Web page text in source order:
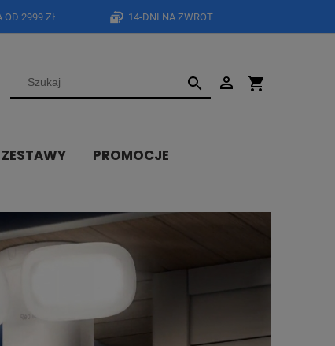
14-DNI NA ZWROT
OD 2999 ZŁ
ZESTAWY
PROMOCJE